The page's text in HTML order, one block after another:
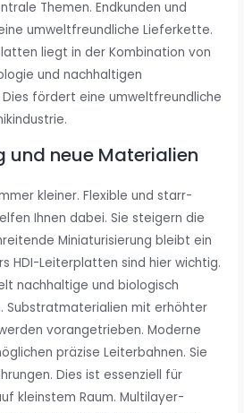
Themen. Endkunden und
umweltfreundliche Lieferkette.
liegt in der Kombination von
und nachhaltigen
fördert eine umweltfreundliche
und neue Materialien
kleiner. Flexible und starr-
Ihnen dabei. Sie steigern die
Miniaturisierung bleibt ein
HDI-Leiterplatten sind hier wichtig.
nachhaltige und biologisch
Substratmaterialien mit erhöhter
vorangetrieben. Moderne
präzise Leiterbahnen. Sie
Dies ist essenziell für
kleinstem Raum. Multilayer-